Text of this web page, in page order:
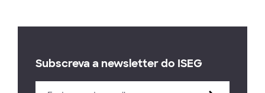
Subscreva a newsletter do ISEG